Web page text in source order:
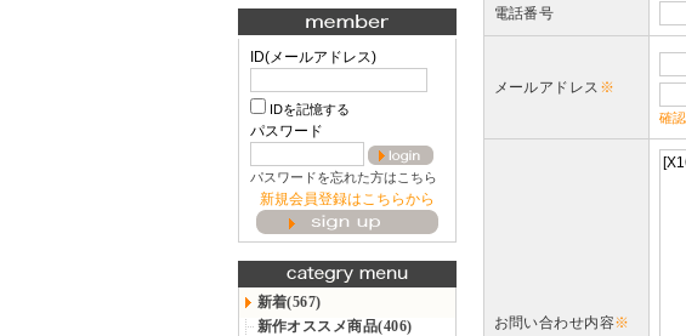
ID(メールアドレス)
IDを記憶する
パスワード
パスワードを忘れた方はこちら
新規会員登録はこちらから
新着(567)
新作オススメ商品(406)
電話番号
メールアドレス ※
確
お問い合わせ内容※